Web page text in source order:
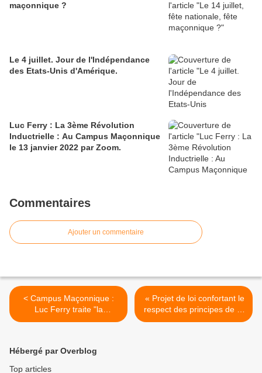
maçonnique ?
Le 4 juillet. Jour de l'Indépendance
des Etats-Unis d'Amérique.
Luc Ferry : La 3ème Révolution
Inductrielle : Au Campus Maçonnique
le 13 janvier 2022 par Zoom.
Commentaires
Ajouter un commentaire
< Campus Maçonnique :
Luc Ferry traite "la
naissance des Dieux et du
manquer !
« Projet de loi confortant le
respect des principes de la
République ». Le
Hébergé par Overblog
Top articles